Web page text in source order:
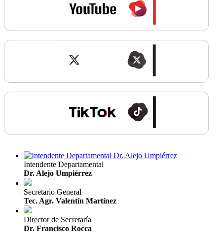
Intendente Departamental
Dr. Alejo Umpiérrez
Secretario General
Tec. Agr. Valentín Martínez
Director de Secretaría
Dr. Francisco Rocca